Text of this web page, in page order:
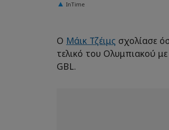
InTime
Ο Μάικ Τζέιμς σχολίασε
τελικό του Ολυμπιακού
GBL.